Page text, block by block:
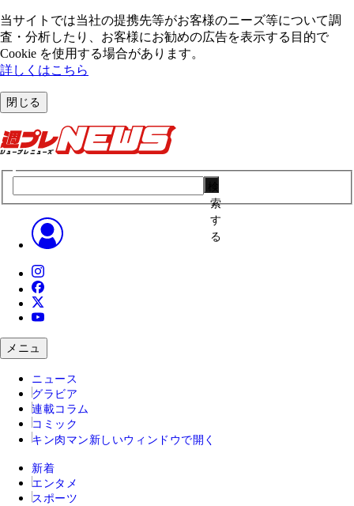
当サイトでは当社の提携先等がお客様のニーズ等について調
査・分析したり、お客様にお勧めの広告を表⽰する⽬的で
Cookie を使⽤する場合があります。
詳しくはこちら
閉じる
索
す
る
メニュ
ニュース
グラビア
連載コラム
コミック
キン肉マン 新しいウィンドウで開く
新着
エンタメ
スポーツ